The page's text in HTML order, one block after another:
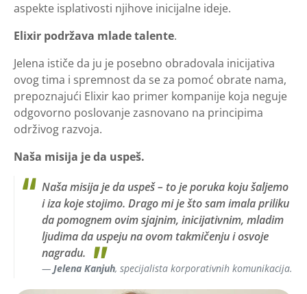
aspekte isplativosti njihove inicijalne ideje.
Elixir podržava mlade talente.
Jelena ističe da ju je posebno obradovala inicijativa
ovog tima i spremnost da se za pomoć obrate nama,
prepoznajući Elixir kao primer kompanije koja neguje
odgovorno poslovanje zasnovano na principima
održivog razvoja.
Naša misija je da uspeš.
Naša misija je da uspeš – to je poruka koju šaljemo
i iza koje stojimo. Drago mi je što sam imala priliku
da pomognem ovim sjajnim, inicijativnim, mladim
ljudima da uspeju na ovom takmičenju i osvoje
nagradu.
Jelena Kanjuh, specijalista korporativnih komunikacija.